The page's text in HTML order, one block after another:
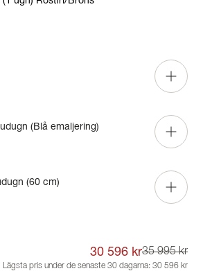
(Blå emaljering)
(60 cm)
30 596 kr35 995 kr
Lägsta pris under de senaste 30 dagarna: 30 596 kr